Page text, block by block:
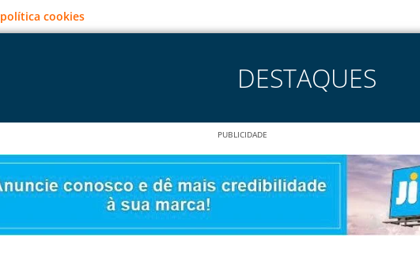
política cookies
DESTAQUES
PUBLICIDADE